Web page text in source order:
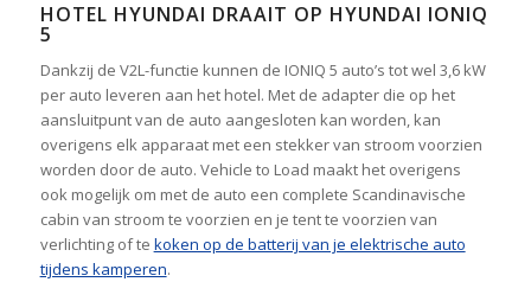
HOTEL HYUNDAI DRAAIT OP HYUNDAI IONIQ
5
Dankzij de V2L-functie kunnen de IONIQ 5 auto’s tot wel 3,6 kW
per auto leveren aan het hotel. Met de adapter die op het
aansluitpunt van de auto aangesloten kan worden, kan
overigens elk apparaat met een stekker van stroom voorzien
worden door de auto. Vehicle to Load maakt het overigens
ook mogelijk om met de auto een complete Scandinavische
cabin van stroom te voorzien en je tent te voorzien van
verlichting of te koken op de batterij van je elektrische auto
tijdens kamperen.